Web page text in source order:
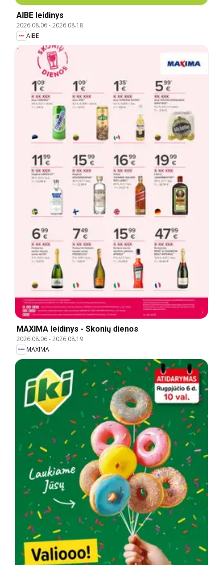
AIBE leidinys
2026.08.06-2026.08.18
AIBE
MAXIMA leidinys - Skonių dienos
2026.08.06-2026.08.19
MAXIMA